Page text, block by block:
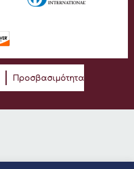
Προσβασιμότητα